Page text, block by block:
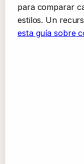
para comparar
estilos. Un
esta guía sobre